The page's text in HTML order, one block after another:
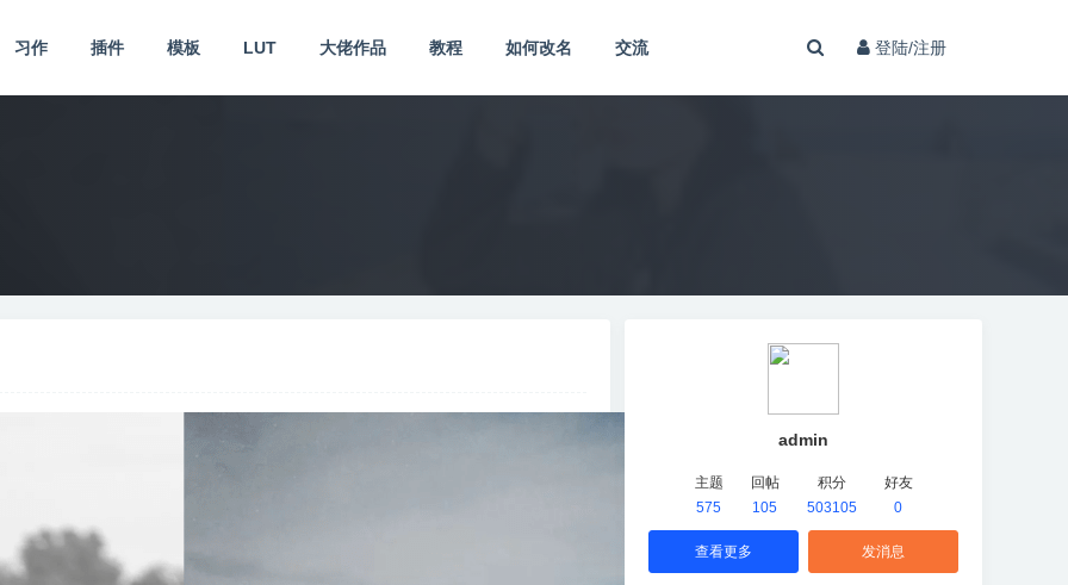
习作 插件 模板 LUT 大佬作品 教程 如何改名 交流 登陆/注册
admin
主题
575
回帖
105
积分
503105
好友
0
查看更多 发消息